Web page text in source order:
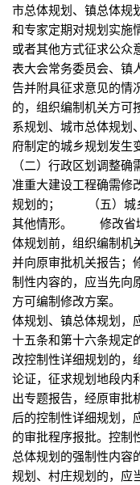
市总体规划、镇总体规
和专家定期对规划实施
或者其他方式征求公众
表大会常务委员会、镇
告并附具征求意见的
的，组织编制机关方可
系规划、城市总体规
府制定的城乡规划发
（二）行政区划调整
准重大建设工程确需
规划的； （五）城乡
其他情形。 修改省域
体规划前，组织编制机
并向原审批机关报告；
制性内容的，应当先向
方可编制修改方案。
体规划、镇总体规划，
十五条和第十六条规
改控制性详细规划的，
论证，征求规划地段内
出专题报告，经原审批
后的控制性详细规划，
的审批程序报批。控制
总体规划的强制性内
规划、村庄规划的，应